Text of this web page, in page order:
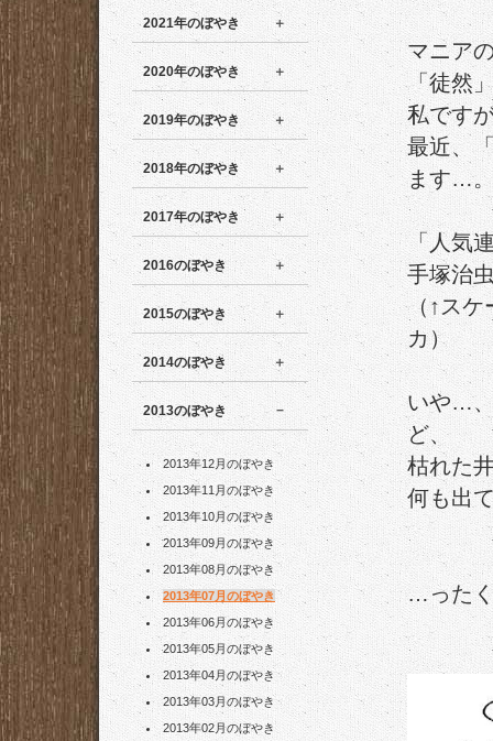
2021年のぼやき
2020年のぼやき
2019年のぼやき
2018年のぼやき
2017年のぼやき
2016のぼやき
2015のぼやき
2014のぼやき
2013のぼやき
2013年12月のぼやき
2013年11月のぼやき
2013年10月のぼやき
2013年09月のぼやき
2013年08月のぼやき
2013年07月のぼやき
2013年06月のぼやき
2013年05月のぼやき
2013年04月のぼやき
2013年03月のぼやき
2013年02月のぼやき
マニア
「徒然
私です
最近、
ます…
「人気
手塚治
（↑スケ
カ）
いや…、
ど、
枯れた
何も出
…った